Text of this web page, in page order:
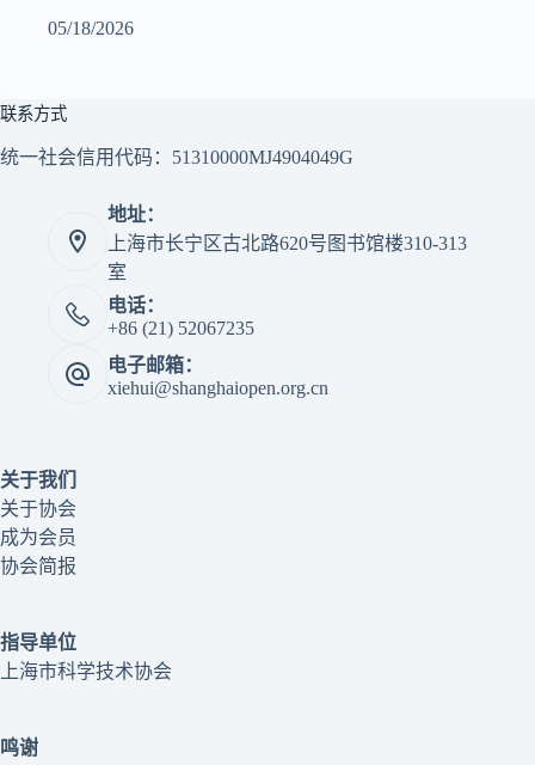
05/18/2026
联系方式
统一社会信用代码：51310000MJ4904049G
地址：
上海市长宁区古北路620号图书馆楼310-313
室
电话：
+86 (21) 52067235
电子邮箱：
xiehui@shanghaiopen.org.cn
关于我们
关于协会
成为会员
协会简报
指导单位
上海市科学技术协会
鸣谢